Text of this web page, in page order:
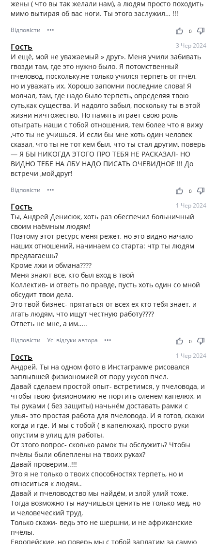
жены ( что вы так желали нам), а людям просто походить
мимо вытирая об вас ноги. Ты этого заслужил… !!!
Відповісти ••• thumb_up thumb_down
0
Гость 3 Чер 2024
И ещё, мой не уважаемый » друг». Меня учили забивать
гвозди там, где это нужно было. Я потомственный
пчеловод, поскольку,не только учился терпеть от пчёл,
но и уважать их. Хорошо запомни последние слова! Я
молчал, там, где надо было терпеть, определяя твою
суть,как существа. И надолго забыл, поскольку ты в этой
жизни ничтожество. Но память играет свою роль
отыграть наши с тобой отношения, тем более что я вижу
,что ты не учишься. И если бы мне хоть один человек
сказал, что ты не тот кем был, что ты стал другим, поверь
— Я БЫ НИКОГДА ЭТОГО ПРО ТЕБЯ НЕ РАСКАЗАЛ- НО
ВИДНО ТЕБЕ НА ЛБУ НАДО ПИСАТЬ ОЧЕВИДНОЕ !!! До
встречи ,мой,друг!
Відповісти ••• thumb_up thumb_down
0
Гость 1 Чер 2024
Ты, Андрей Денисюк, хоть раз обеспечил больничный
своим наёмным людям!
Поэтому этот ресурс меня режет, но это видно начало
наших отношений, начинаем со старта: чтр ты людям
предлагаешь?
Кроме лжи и обмана????
Меня знают все, кто был вход в твой
Коллектив- и ответь по правде, пусть хоть один со мной
обсудит твои дела.
Это твой бизнес- прятаться от всех ех кто тебя знает, и
лгать людям, что ищут честную работу????
Ответь не мне, а им…..
Відповісти Усі відгуки автора ••• thumb_up thumb_down
0
Гость 1 Чер 2024
Андрей. Ты на одном фото в Инстаграмме рисовался
заплывшей физиономией от пору укусов пчел.
Давай сделаем простой опыт- встретимся, у пчеловода, и
чтобы твою физиономию не портить оленем капелюх, и
ты руками ( без защиты) начьнём доставать рамки с
улья- это простая работа для пчеловода. И я готов, скажи
когда и где. И мы с тобой ( в капелюхах), просто руки
опустим в улиц для работы.
От этого вопрос- сколько рамок ты обслужить? Чтобы
пчёлы были облеплены на твоих руках?
Давай проверим..!!!
Это я не только о твоих способностях терпеть, но и
относиться к людям..
Давай и пчеловодство мы найдём, и злой улий тоже.
Тогда возможно ты научишься ценить не только мёд, но
и человеческий труд.
Только скажи- ведь это не шершни, и не африканские
пчёлы.
Европейские, но поверь мы с тобой заплатим за самую